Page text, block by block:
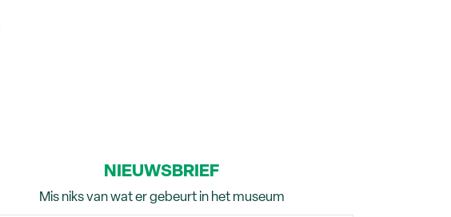
NIEUWSBRIEF
Mis niks van wat er gebeurt in het museum